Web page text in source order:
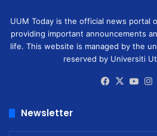
UUM Today is the official news portal
providing important announcements
life. This website is managed by the
reserved by Universiti
Facebook
X
Newsletter